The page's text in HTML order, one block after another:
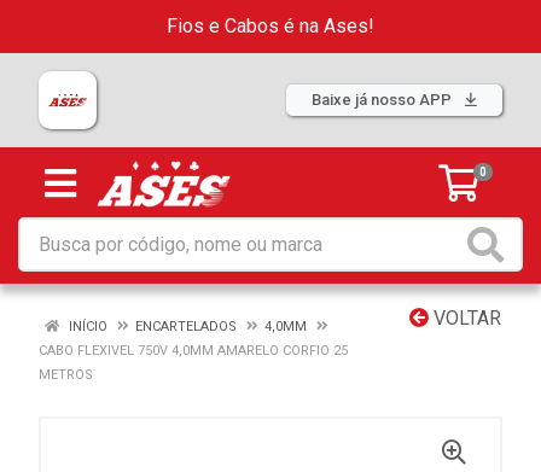
Fios e Cabos é na Ases!
Baixe já nosso APP
0
VOLTAR
INÍCIO ENCARTELADOS
4,0MM
CABO FLEXIVEL 750V 4,0MM AMARELO CORFIO 25
METROS